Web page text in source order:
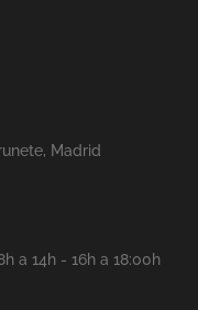
Madrid
a 14h - 16h a 18:00h